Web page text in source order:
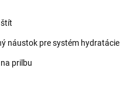
náustok pre systém hydratácie
prilbu